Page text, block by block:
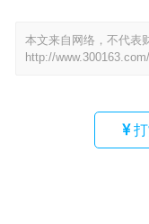
本文来自网络，不代表
http://
打